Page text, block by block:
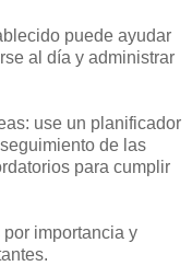
puede ayudar
al día y administrar
use un planificador
de las
para cumplir
importancia y